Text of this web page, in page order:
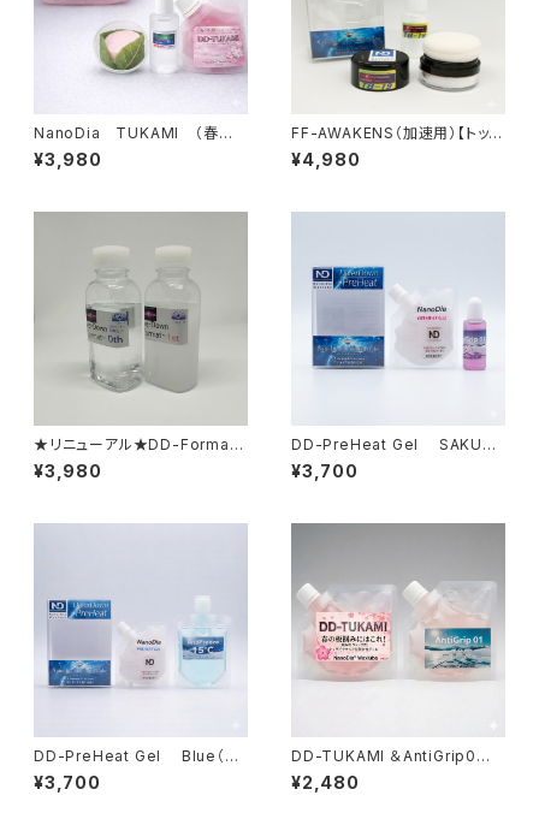
NanoDia TUKAMI （春の
掴まれる雪）【固形生塗+水性ジ
ェル】
¥3,980
FF-AWAKENS（加速用）【トップ
パウダー】
¥4,980
★リニューアル★DD-Format
0th/1st【ND専用クリーナー&
新液体ベース】
¥3,980
DD-PreHeat Gel SAKURA
（湿雪・古雪）パウチタイプ【ジェ
ルワックス+水性ﾘｷｯﾄﾞ】
¥3,700
DD-PreHeat Gel Blue（低
温・乾雪）パウチタイプ【ジェルワ
ックス+水系ﾘｷｯﾄﾞ】
¥3,700
DD-TUKAMI ＆AntiGrip0
（補充用）【水性ジェル】
¥2,480